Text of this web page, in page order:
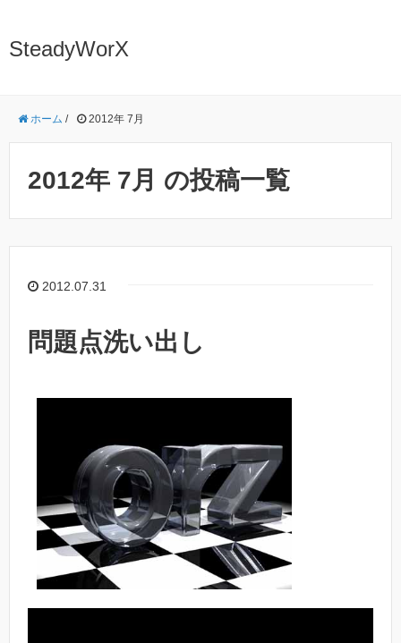
SteadyWorX
ホーム / 2012年 7月
2012年 7月 の投稿一覧
2012.07.31
問題点洗い出し